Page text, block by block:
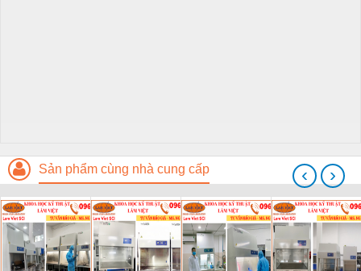
Sản phẩm cùng nhà cung cấp ‹ ›